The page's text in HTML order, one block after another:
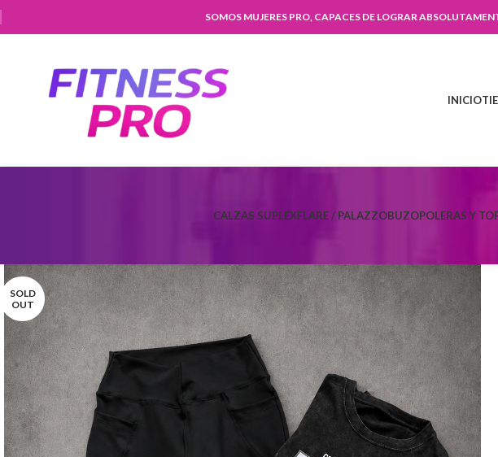
SOMOS MUJERES PRO, CAPACES DE LOGRAR
INICIO
CALZAS SUPLEXFLARE / PALAZZOBUZOPOLERAS Y
SOLD
OUT